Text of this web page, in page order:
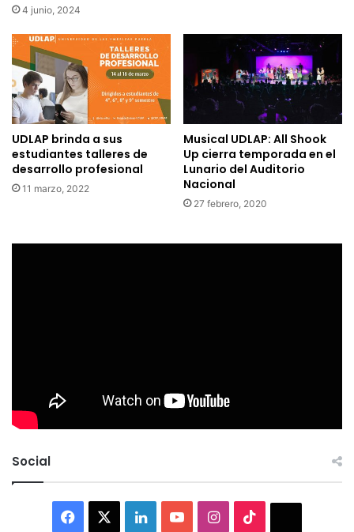
4 junio, 2024
UDLAP brinda a sus
estudiantes talleres de
desarrollo profesional
11 marzo, 2022
Musical UDLAP: All Shook
Up cierra temporada en el
Lunario del Auditorio
Nacional
27 febrero, 2020
Social
Facebook LinkedInYouTubeInstagram